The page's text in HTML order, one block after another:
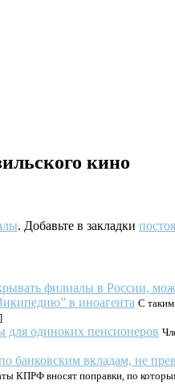
кино
. Добавьте в закладки
в иноагента С
для одиноких пенсионеров
КПРФ вносят поправки, по